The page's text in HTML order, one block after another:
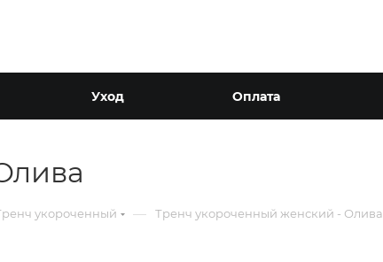
Уход Оплата
укороченный — Тренч укороченный женский - Олива